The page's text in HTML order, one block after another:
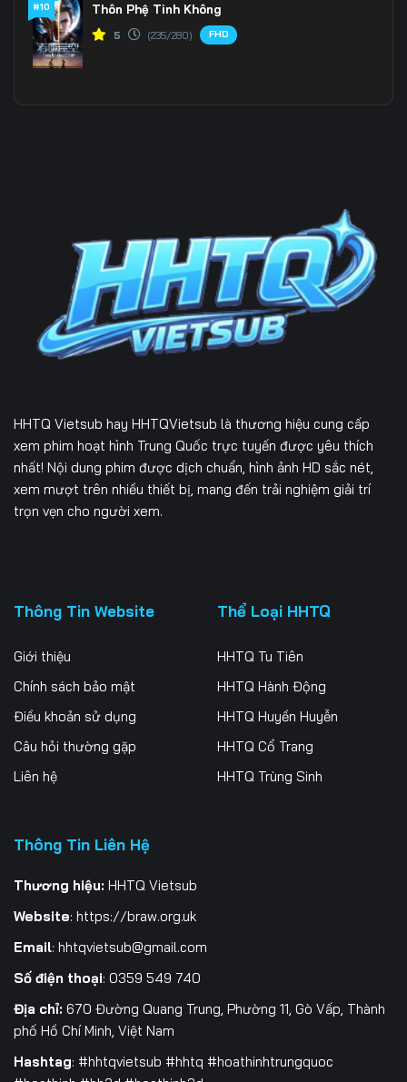
#10 Thôn Phệ Tinh Không
5 (235/280) FHD
HHTQ Vietsub hay HHTQVietsub là thương hiệu cung cấp
xem phim hoạt hình Trung Quốc trực tuyến được yêu thích
nhất! Nội dung phim được dịch chuẩn, hình ảnh HD sắc nét,
xem mượt trên nhiều thiết bị, mang đến trải nghiệm giải trí
trọn vẹn cho người xem.
Thông Tin Website
Giới thiệu
Chính sách bảo mật
Điều khoản sử dụng
Câu hỏi thường gặp
Liên hệ
Thể Loại HHTQ
HHTQ Tu Tiên
HHTQ Hành Động
HHTQ Huyền Huyễn
HHTQ Cổ Trang
HHTQ Trùng Sinh
Thông Tin Liên Hệ
Thương hiệu: HHTQ Vietsub
Website: https://braw.org.uk
Email: hhtqvietsub@gmail.com
Số điện thoại: 0359 549 740
Địa chỉ: 670 Đường Quang Trung, Phường 11, Gò Vấp, Thành
phố Hồ Chí Minh, Việt Nam
Hashtag: #hhtqvietsub #hhtq #hoathinhtrungquoc